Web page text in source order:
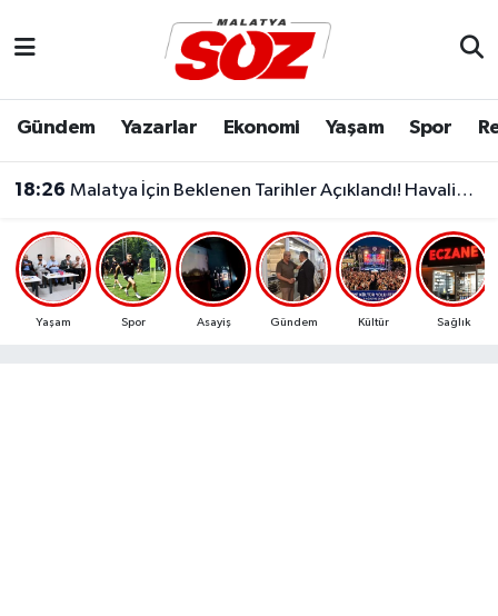
Gündem Yazarlar Ekonomi Yaşam Spor
18:26 Malatya İçin Beklenen Tarihler Açıklandı! Havalimanı ve Çevre Yolu Açılıyor..
Yaşam Spor Asayiş Gündem Kültür Sağlık
Dünya
Eğitim
Ekonomi
Malatya Nöbetçi Eczaneler
Malatya Namaz Vakitleri
Malatya Trafik Yoğunluk Haritası
Süper Lig Puan Durumu ve Fikstür